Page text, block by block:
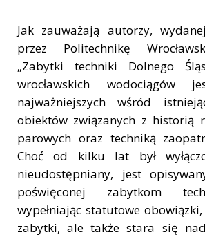
Jak zauważają autorzy,
przez Politechnikę
„Zabytki techniki Dolnego
wrocławskich wodociągów
najważniejszych wśród
obiektów związanych z historią
parowych oraz techniką
Choć od kilku lat był
nieudostępniany, jest
poświęconej zabytkom
wypełniając statutowe
zabytki, ale także stara się